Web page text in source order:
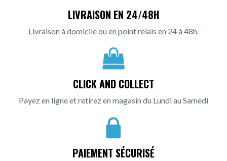
LIVRAISON EN 24/48H
Livraison à domicile ou en point relais en 24 à 48h.
CLICK AND COLLECT
Payez en ligne et retirez en magasin du Lundi au Samedi
PAIEMENT SÉCURISÉ